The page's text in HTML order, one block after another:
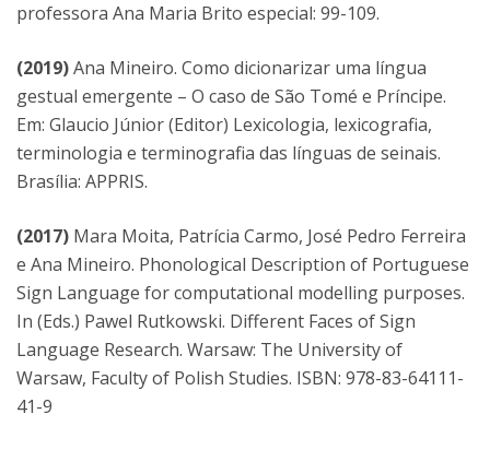
professora Ana Maria Brito especial: 99-109.
(2019)Ana Mineiro. Como dicionarizar uma língua
gestual emergente – O caso de São Tomé e Príncipe.
Em: Glaucio Júnior (Editor) Lexicologia, lexicografia,
terminologia e terminografia das línguas de seinais.
Brasília: APPRIS.
(2017) Mara Moita, Patrícia Carmo, José Pedro Ferreira
e Ana Mineiro. Phonological Description of Portuguese
Sign Language for computational modelling purposes.
In (Eds.) Pawel Rutkowski. Different Faces of Sign
Language Research. Warsaw: The University of
Warsaw, Faculty of Polish Studies. ISBN: 978-83-64111-
41-9